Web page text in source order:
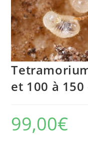
et 100 à
99,00€